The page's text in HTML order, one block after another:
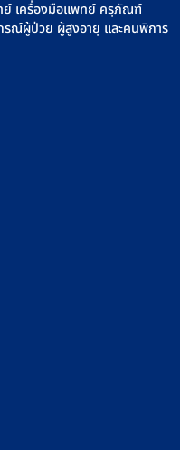
ย์ เครื่องมือแพทย์ ครุภัณฑ์
ณ์ผู้ป่วย ผู้สูงอายุ และคนพิการ